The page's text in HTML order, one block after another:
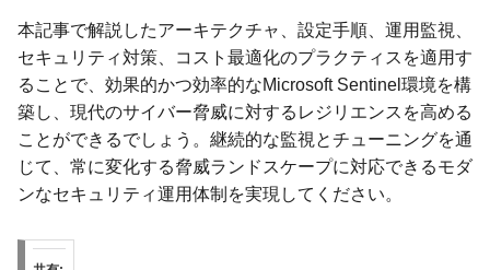
本記事で解説したアーキテクチャ、設定手順、運用監視、
セキュリティ対策、コスト最適化のプラクティスを適用す
ることで、効果的かつ効率的なMicrosoft Sentinel環境を構
築し、現代のサイバー脅威に対するレジリエンスを高める
ことができるでしょう。継続的な監視とチューニングを通
じて、常に変化する脅威ランドスケープに対応できるモダ
ンなセキュリティ運用体制を実現してください。